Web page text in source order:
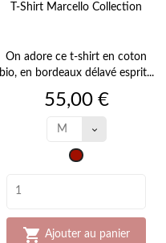
T-Shirt Marcello Collection
On adore ce t-shirt en coton
bio, en bordeaux délavé esprit...
Prix
55,00 €
Bordeaux
 Ajouter au panier